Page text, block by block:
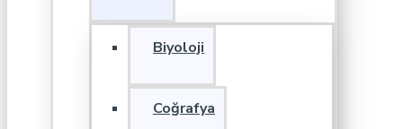
Biyoloji
Coğrafya